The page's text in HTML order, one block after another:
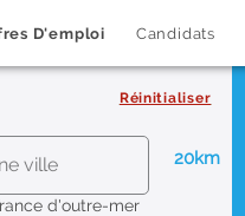
D'emploi Candidats
Réinitialiser
20km
d'outre-mer